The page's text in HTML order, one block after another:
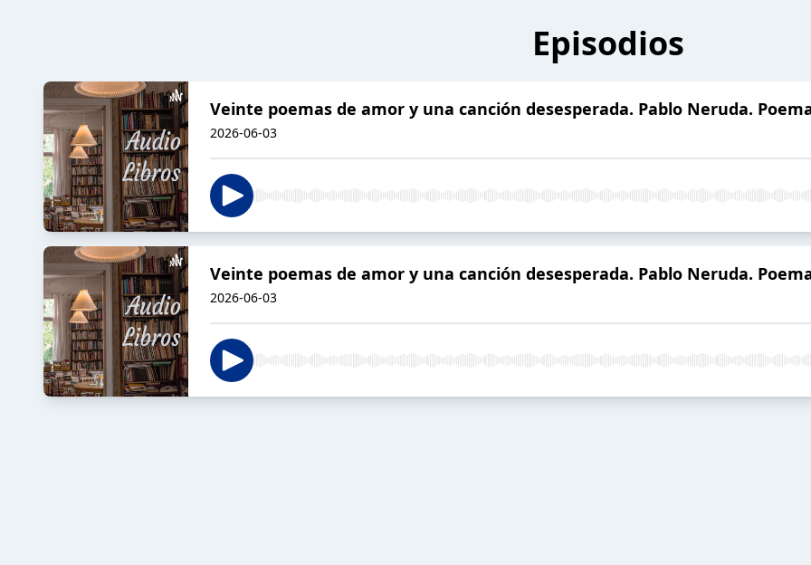
Episodios
Veinte poemas de amor y una canción desesperada. Pablo Neruda.
2026-06-03
Veinte poemas de amor y una canción desesperada. Pablo Neruda.
2026-06-03